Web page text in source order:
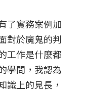
了實務案例加
對於魔鬼的判
工作是什麼都
學問，我認為
識上的見長，